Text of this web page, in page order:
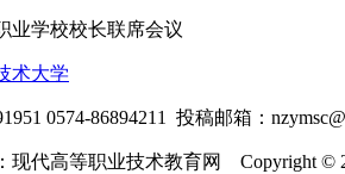
业学校校长联席会议
术大学
0574-86894211 投稿邮箱：
代高等职业技术教育网 Copyright ©